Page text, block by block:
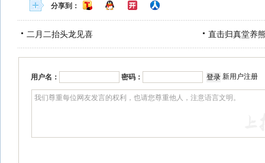
分享到：
二月二抬头龙见喜 直击归真堂养
用户名： 密码： 新用户注册